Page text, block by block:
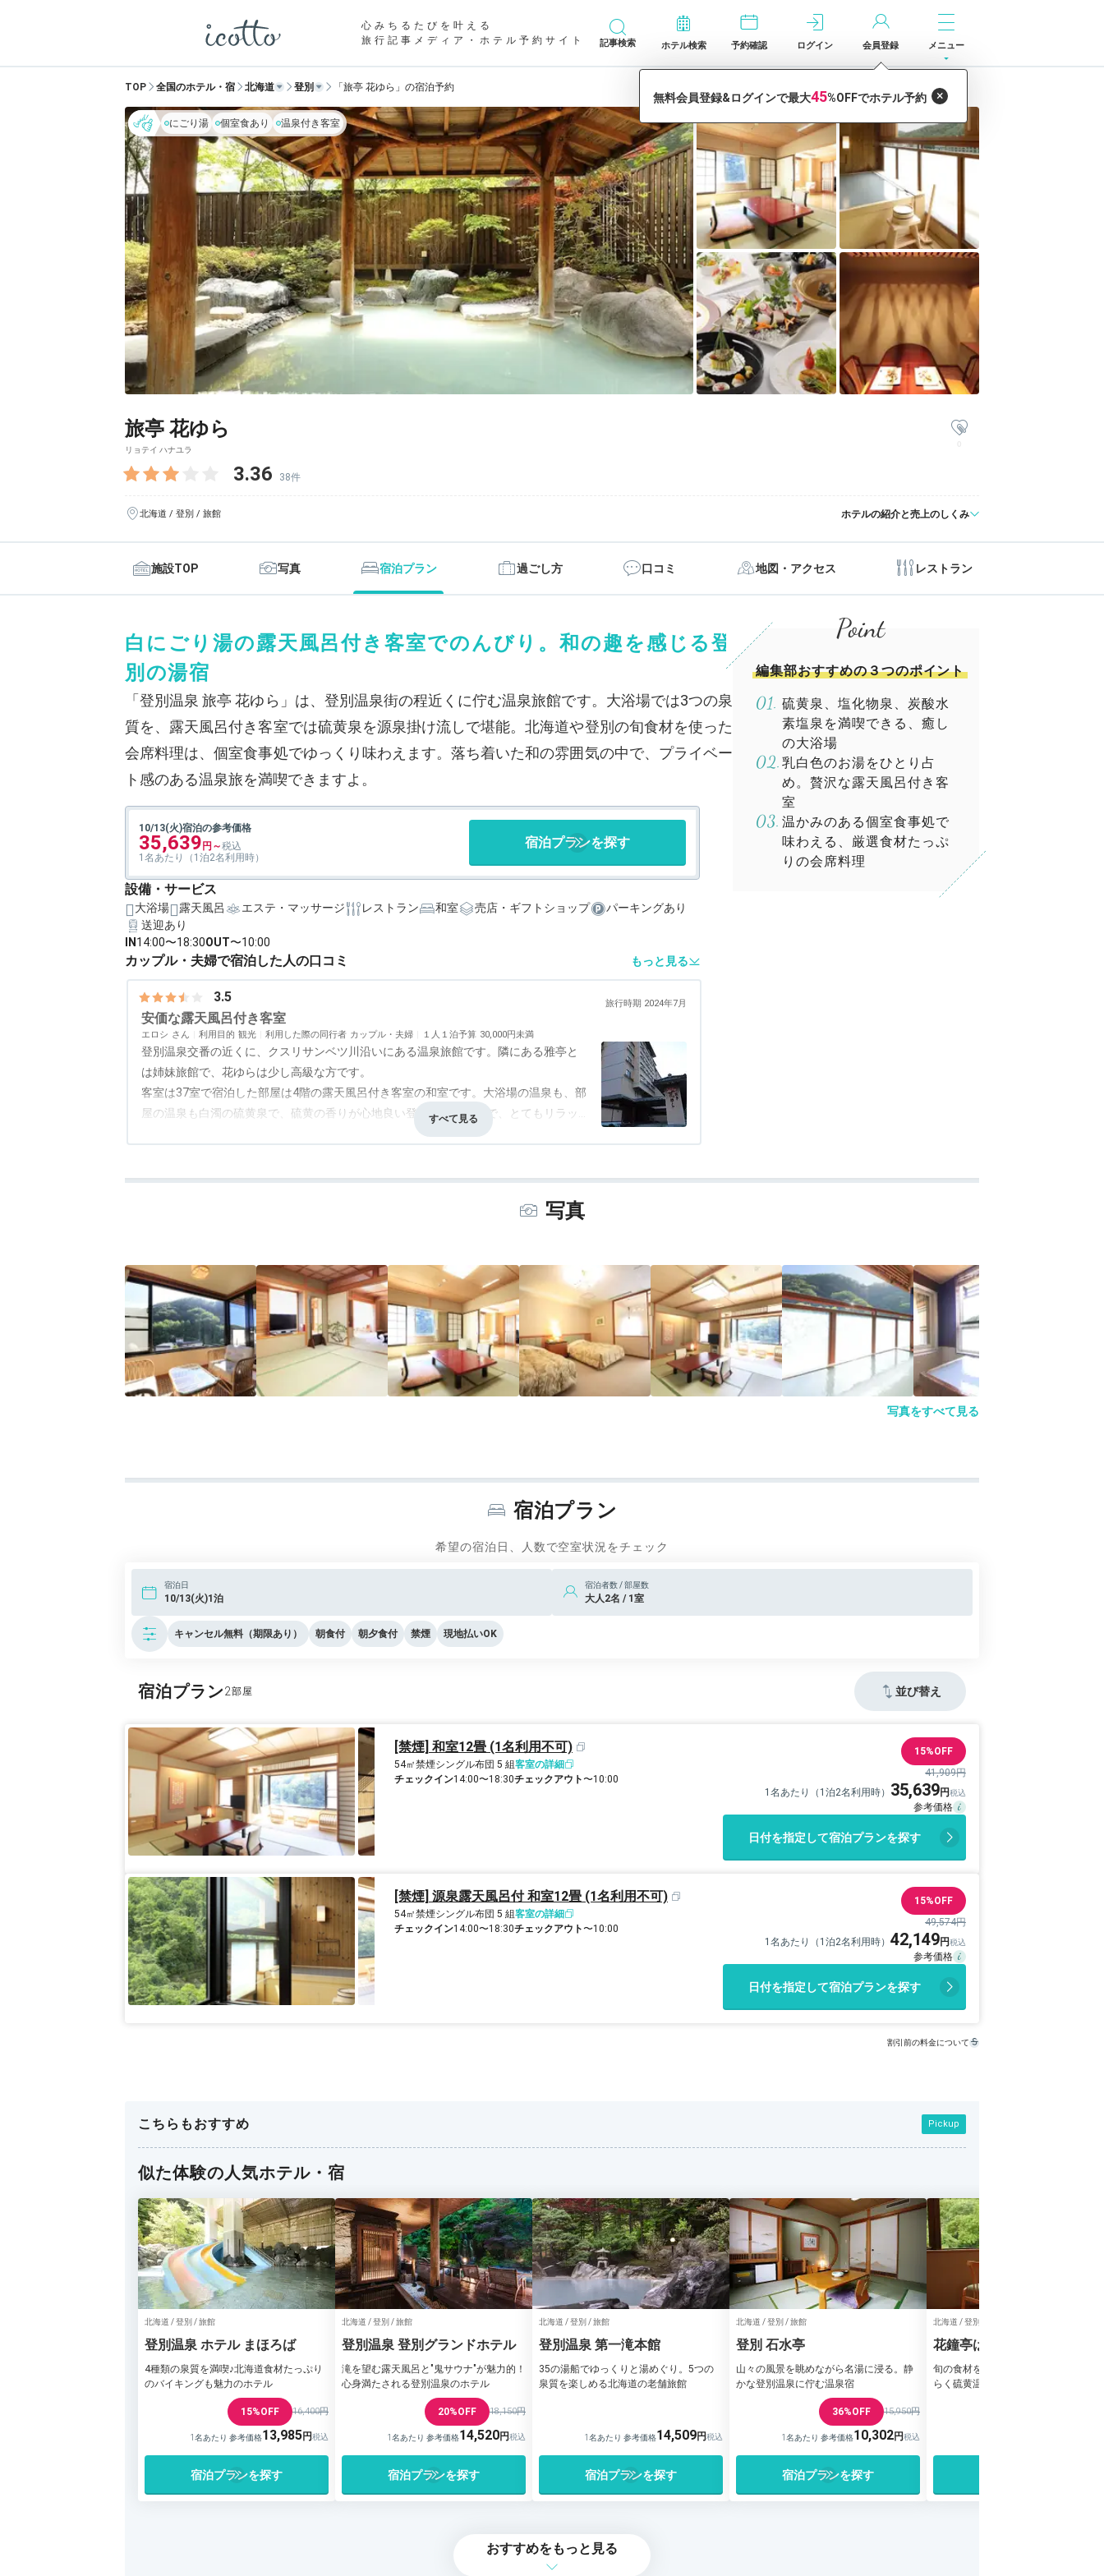
心みちるたびを叶える
旅行記事メディア・ホテル予約サイト
記事検索 ホテル検索 予約確認 ログイン 会員登録 メニュー
TOP 全国のホテル・宿 北海道 登別 「旅亭 花ゆら」の宿泊予約
にごり湯 個室食あり 温泉付き客室
旅亭 花ゆら
リョテイ ハナユラ
3.36 38件
北海道 / 登別 / 旅館 ホテルの紹介と売上のしくみ
施設TOP 写真 宿泊プラン 過ごし方 口コミ 地図・アクセス レストラン
白にごり湯の露天風呂付き客室でのんびり。和の趣を感じる登
別の湯宿
「登別温泉 旅亭 花ゆら」は、登別温泉街の程近くに佇む温泉旅館です。大浴場では3つの泉
質を、露天風呂付き客室では硫黄泉を源泉掛け流しで堪能。北海道や登別の旬食材を使った
会席料理は、個室食事処でゆっくり味わえます。落ち着いた和の雰囲気の中で、プライベー
ト感のある温泉旅を満喫できますよ。
10/13(火)宿泊の参考価格
35,639
1名あたり（1泊2名利用時）
宿泊プランを探す
設備・サービス
大浴場 露天風呂 エステ・マッサージ レストラン 和室 売店・ギフトショップ
パーキングあり
送迎あり
IN 14:00〜18:30OUT〜10:00
カップル・夫婦で宿泊した人の口コミ もっと見る
3.5 旅行時期 2024年7月
安価な露天風呂付き客室
エロシ 利用目的 観光 利用した際の同行者 カップル・夫婦 １人１泊予算 30,000円未満
登別温泉交番の近くに、クスリサンベツ川沿いにある温泉旅館です。隣にある雅亭と
は姉妹旅館で、花ゆらは少し高級な方です。
客室は37室で宿泊した部屋は4階の露天風呂付き客室の和室です。大浴場の温泉も、部
屋の温泉も白濁の硫黄泉で、硫黄の香りが心地良い登別らしい温泉で、とてもリラッ
3.5 バリアフリー評価なし
編集部おすすめの３つのポイント
硫黄泉、塩化物泉、炭酸水
素塩泉を満喫できる、癒し
の大浴場
乳白色のお湯をひとり占
め。贅沢な露天風呂付き客
室
温かみのある個室食事処で
味わえる、厳選食材たっぷ
りの会席料理
写真
写真をすべて見る
宿泊プラン
希望の宿泊日、人数で空室状況をチェック
宿泊日
10/13(火)1泊
宿泊者数 / 部屋数
大人2名 / 1室
キャンセル無料（期限あり） 朝食付 朝夕食付 禁煙 現地払いOK
宿泊プラン2 並び替え
[禁煙] 和室12畳 (1名利用不可)
54㎡禁煙シングル布団 5 組客室の詳細
チェックイン14:00〜18:30チェックアウト〜10:00
15%OFF
41,909円
1名あたり（1泊2名利用時） 35,639
日付を指定して宿泊プランを探す
[禁煙] 源泉露天風呂付 和室12畳 (1名利用不可)
54㎡禁煙シングル布団 5 組客室の詳細
チェックイン14:00〜18:30チェックアウト〜10:00
15%OFF
49,574円
1名あたり（1泊2名利用時） 42,149
日付を指定して宿泊プランを探す
割引前の料金について
こちらもおすすめ Pickup
似た体験の人気ホテル・宿
北海道 / 登別 / 旅館
登別温泉 ホテル まほろば
4種類の泉質を満喫♪北海道食材たっぷり
のバイキングも魅力のホテル
15%OFF 16,400円
1名あたり 参考価格13,985
宿泊プランを探す
北海道 / 登別 / 旅館
登別温泉 登別グランドホテル
滝を望む露天風呂と"鬼サウナ"が魅力的！
心身満たされる登別温泉のホテル
20%OFF 18,150円
1名あたり 参考価格14,520
宿泊プランを探す
北海道 / 登別 / 旅館
登別温泉 第一滝本館
35の湯船でゆっくりと湯めぐり。5つの
泉質を楽しめる北海道の老舗旅館
1名あたり 参考価格14,509
宿泊プランを探す
北海道 / 登別 / 旅館
登別 石水亭
山々の風景を眺めながら名湯に浸る。静
かな登別温泉に佇む温泉宿
36%OFF 15,950円
1名あたり 参考価格10,302
宿泊プランを探す
北海道 / 登別 / 旅館
花鐘亭はなや
旬の食材をのんびり部屋食で。湯の花
らく硫黄温泉を堪能できる純和風旅館
おすすめをもっと見る